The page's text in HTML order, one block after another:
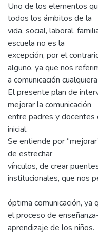
Uno de los elementos
todos los ámbitos de la
vida, social, laboral,
escuela no es la
excepción, por el
alguno, ya que nos
a comunicación
El presente plan de
mejorar la comunicación
entre padres y
inicial.
Se entiende por
de estrechar
vínculos, de crear
institucionales, que nos
óptima comunicación,
el proceso de
aprendizaje de los niños.